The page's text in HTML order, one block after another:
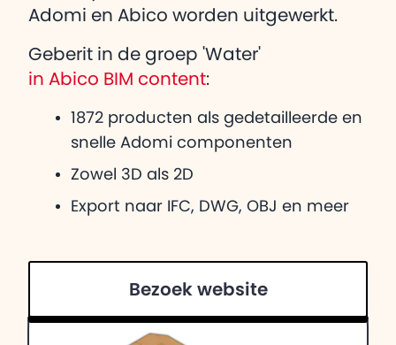
Adomi en Abico worden uitgewerkt.
Geberit in de groep 'Water'
in Abico BIM content:
1872 producten als gedetailleerde en
snelle Adomi componenten
Zowel 3D als 2D
Export naar IFC, DWG, OBJ en meer
Bezoek website